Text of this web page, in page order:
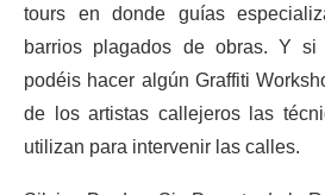
tours en donde guías
barrios plagados de obras. Y si
podéis hacer algún Graffiti
de los artistas callejeros las
utilizan para intervenir las calles.